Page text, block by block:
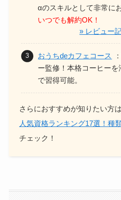
αのスキルとして非常に
いつでも解約OK！
» レビュー
おうちdeカフェコース
ー監修！本格コーヒーを
で習得可能。
さらにおすすめが知りたい方
人気資格ランキング17選！種
チェック！